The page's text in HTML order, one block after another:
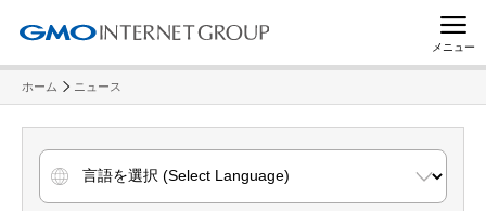
メニュー
ホーム ニュース